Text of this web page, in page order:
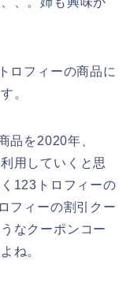
ロフィーの商品に
。
品を2020年、
用していくと思
123トロフィーの
フィーの割引クー
なクーポンコー
ね。